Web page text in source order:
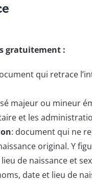
gratuitement :
qui retrace
majeur ou mineur
et les
: document qui ne
original. Y
de naissance et
date et lieu de